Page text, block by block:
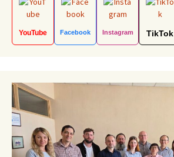
YouTube Facebook Instagram TikTok